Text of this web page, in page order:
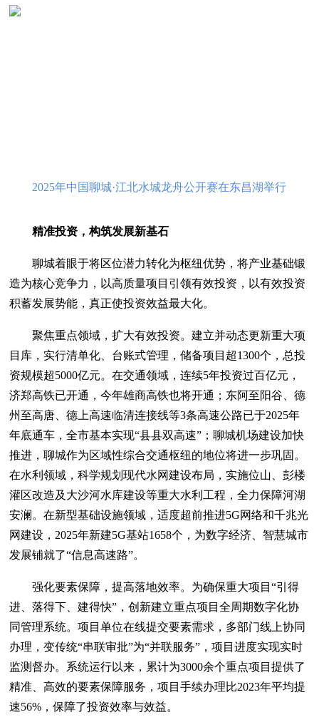
2025年中国聊城·江北水城龙舟公开赛在东昌湖举行
精准投资，构筑发展新基石
聊城着眼于将区位潜力转化为枢纽优势，将产业基础锻
造为核心竞争力，以高质量项目引领有效投资，以有效投资
积蓄发展势能，真正使投资效益最大化。
聚焦重点领域，扩大有效投资。建立并动态更新重大项
目库，实行清单化、台账式管理，储备项目超1300个，总投
资规模超5000亿元。在交通领域，连续5年投资过百亿元，
济郑高铁已开通，今年雄商高铁也将开通；东阿至阳谷、德
州至高唐、德上高速临清连接线等3条高速公路已于2025年
年底通车，全市基本实现“县县双高速”；聊城机场建设加快
推进，聊城作为区域性综合交通枢纽的地位将进一步巩固。
在水利领域，科学规划现代水网建设布局，实施位山、彭楼
灌区改造及大沙河水库建设等重大水利工程，全力保障河湖
安澜。在新型基础设施领域，适度超前推进5G网络和千兆光
网建设，2025年新建5G基站1658个，为数字经济、智慧城市
发展铺就了“信息高速路”。
强化要素保障，提高落地效率。为确保重大项目“引得
进、落得下、建得快”，创新建立重点项目全周期数字化协
同管理系统。项目单位在线提交要素需求，多部门线上协同
办理，变传统“串联审批”为“并联服务”，项目进度实现实时
监测督办。系统运行以来，累计为3000余个重点项目提供了
精准、高效的要素保障服务，项目手续办理比2023年平均提
速56%，保障了投资效率与效益。